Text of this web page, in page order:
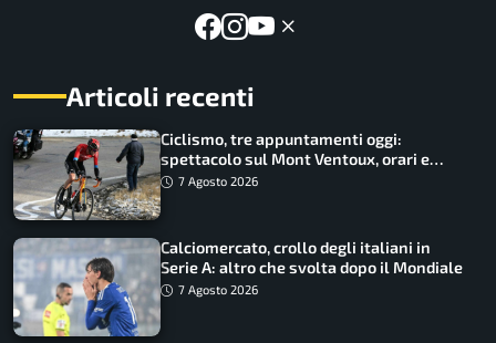
Articoli recenti
Ciclismo, tre appuntamenti oggi:
spettacolo sul Mont Ventoux, orari e
come vederli
7 Agosto 2026
Calciomercato, crollo degli italiani in
Serie A: altro che svolta dopo il Mondiale
7 Agosto 2026